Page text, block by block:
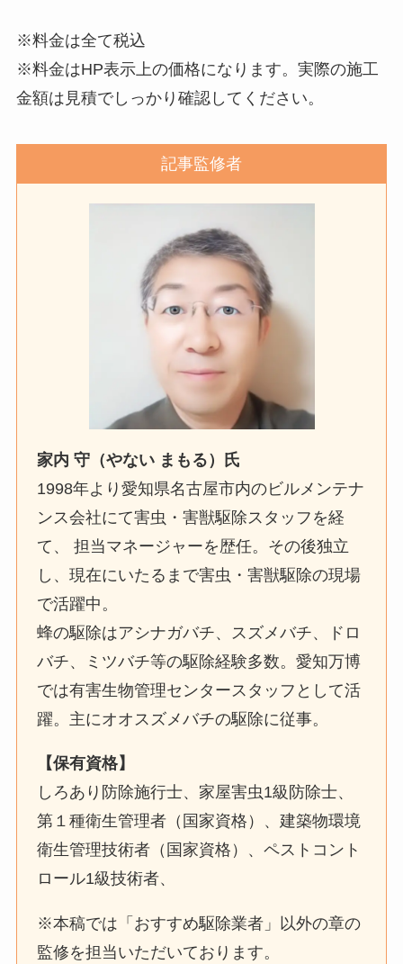
※料金は全て税込
※料金はHP表示上の価格になります。実際の施工
金額は見積でしっかり確認してください。
記事監修者
家内 守（やない まもる）氏
1998年より愛知県名古屋市内のビルメンテナ
ンス会社にて害虫・害獣駆除スタッフを経
て、 担当マネージャーを歴任。その後独立
し、現在にいたるまで害虫・害獣駆除の現場
で活躍中。
蜂の駆除はアシナガバチ、スズメバチ、ドロ
バチ、ミツバチ等の駆除経験多数。愛知万博
では有害生物管理センタースタッフとして活
躍。主にオオスズメバチの駆除に従事。
【保有資格】
しろあり防除施行士、家屋害虫1級防除士、
第１種衛生管理者（国家資格）、建築物環境
衛生管理技術者（国家資格）、ペストコント
ロール1級技術者、
※本稿では「おすすめ駆除業者」以外の章の
監修を担当いただいております。